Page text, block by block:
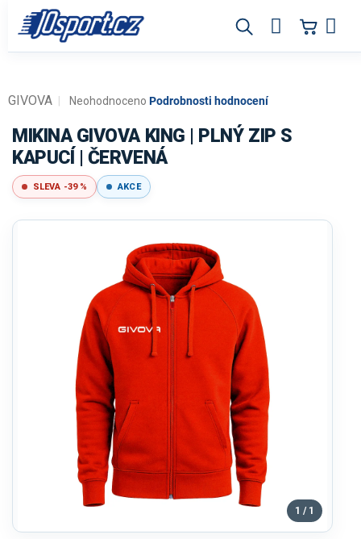
obsah
Průměrné
produktu
je
0,0
z
5
Neohodnoceno Podrobnosti hodnocení
GIVOVA
MIKINA GIVOVA KING | PLNÝ ZIP S
KAPUCÍ | ČERVENÁ
SLEVA -39 % AKCE
1 / 1